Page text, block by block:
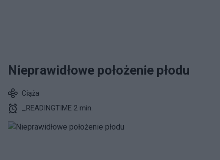
Nieprawidłowe położenie płodu
Ciąża
_READINGTIME 2 min.